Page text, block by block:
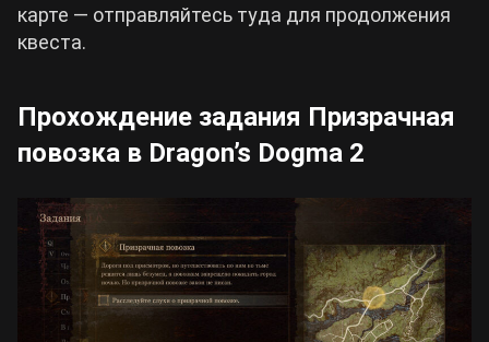
карте — отправляйтесь туда для продолжения
квеста.
Прохождение задания Призрачная
повозка в Dragon’s Dogma 2